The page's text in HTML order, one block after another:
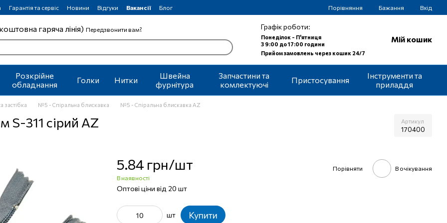
Гарантія та сервіс Новини Відгуки Вакансії Блог Порівняння Бажання Вхід
гаряча лінія) Передзвонити вам? Графік роботи:
Понеділок - П'ятниця
З 9:00 до 17:00 години
Прийом замовлень через кошик 24/7
Мій кошик
Розкрійне
обладнання
Голки Нитки
Швейна
фурнітура
Запчастини та
комлектуючі
Пристосування
Інструменти та
приладдя
застібка №5 - Спіральна блискавка №5 - Спіральна блискавка AZ
S-311 сірий AZ Артикул
170400
5.84 грн/шт
В наявності
Порівняти В очікування
Оптові ціни від 20 шт
шт Купити